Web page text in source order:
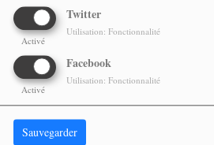
Twitter
Activé
Utilisation: Fonctionnalité
Facebook
Activé
Utilisation: Fonctionnalité
Sauvegarder
MÉTÉO